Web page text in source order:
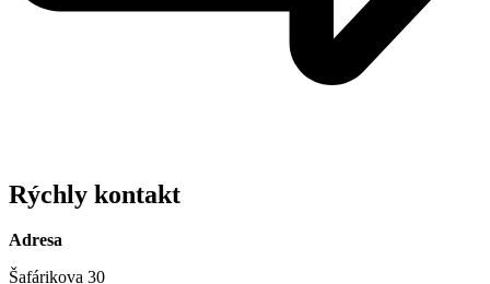
Rýchly kontakt
Adresa
Šafárikova 30